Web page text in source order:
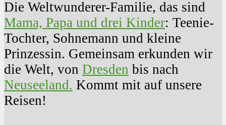
Die Weltwunderer-Familie, das sind
Mama, Papa und drei Kinder: Teenie-
Tochter, Sohnemann und kleine
Prinzessin. Gemeinsam erkunden wir
die Welt, von Dresden bis nach
Neuseeland. Kommt mit auf unsere
Reisen!